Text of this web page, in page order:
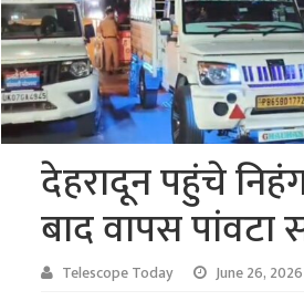
देहरादून पहुंचे
बाद वापस पांवटा
Telescope Today June 26, 2026